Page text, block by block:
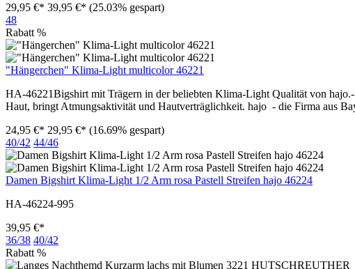
29,95 €* 39,95 €* (25.03% gespart)
48
Rabatt %
"Hängerchen" Klima-Light multicolor 46221
HA-46221Bigshirt mit Trägern in der beliebten Klima-Light Qualität von
Haut, bringt Atmungsaktivität und Hautverträglichkeit. hajo - die Firma aus
24,95 €* 29,95 €* (16.69% gespart)
40/42 44/46
Damen Bigshirt Klima-Light 1/2 Arm rosa Pastell Streifen hajo 46224
HA-46224-995
39,95 €*
36/38 40/42
Rabatt %